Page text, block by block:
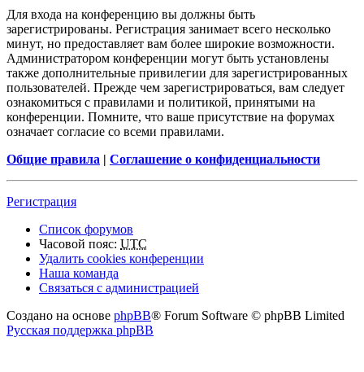
Для входа на конференцию вы должны быть
зарегистрированы. Регистрация занимает всего несколько
минут, но предоставляет вам более широкие возможности.
Администратором конференции могут быть установлены
также дополнительные привилегии для зарегистрированных
пользователей. Прежде чем зарегистрироваться, вам следует
ознакомиться с правилами и политикой, принятыми на
конференции. Помните, что ваше присутствие на форумах
означает согласие со всеми правилами.
Общие правила | Соглашение о конфиденциальности
Регистрация
Список форумов
Часовой пояс: UTC
Удалить cookies конференции
Наша команда
Связаться с администрацией
Создано на основе phpBB® Forum Software © phpBB Limited
Русская поддержка phpBB